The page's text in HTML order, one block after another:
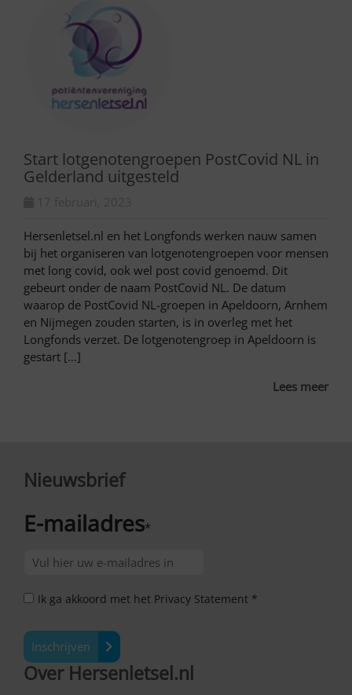
Start lotgenotengroepen PostCovid NL in
Gelderland uitgesteld
Hersenletsel.nl en het Longfonds werken nauw samen
bij het organiseren van lotgenotengroepen voor mensen
met long covid, ook wel post covid genoemd. Dit
gebeurt onder de naam PostCovid NL. De datum
waarop de PostCovid NL-groepen in Apeldoorn, Arnhem
en Nijmegen zouden starten, is in overleg met het
Longfonds verzet. De lotgenotengroep in Apeldoorn is
gestart […]
Lees meer
Nieuwsbrief
E-mailadres*
Ik ga akkoord met het Privacy Statement *
Inschrijven
Over Hersenletsel.nl